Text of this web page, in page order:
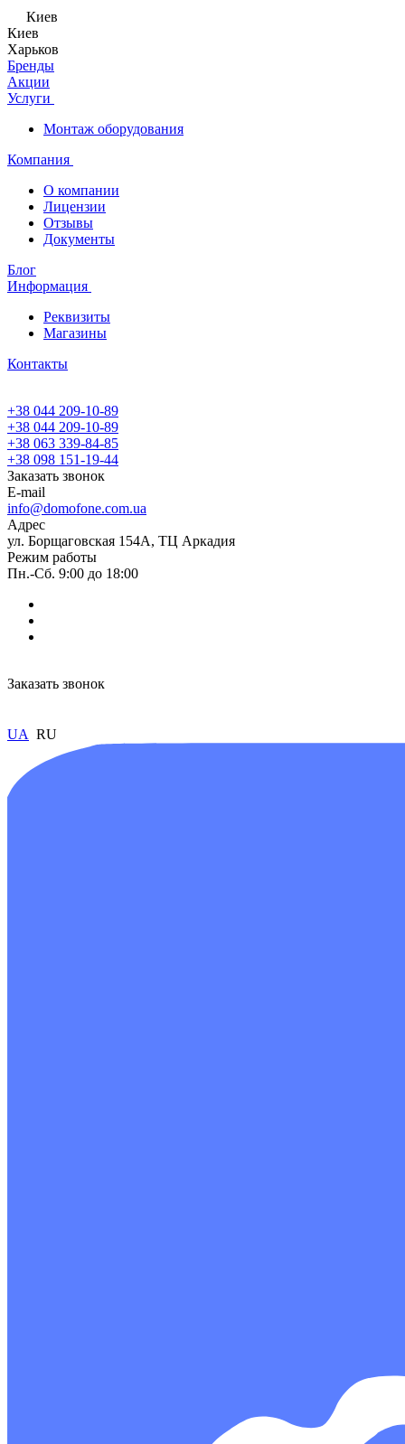
Киев
Киев
Харьков
Бренды
Акции
Услуги
Монтаж оборудования
Компания
О компании
Лицензии
Отзывы
Документы
Блог
Информация
Реквизиты
Магазины
Контакты
+38 044 209-10-89
+38 044 209-10-89
+38 063 339-84-85
+38 098 151-19-44
Заказать звонок
E-mail
info@domofone.com.ua
Адрес
ул. Борщаговская 154А, ТЦ Аркадия
Режим работы
Пн.-Сб. 9:00 до 18:00
Заказать звонок
UA RU